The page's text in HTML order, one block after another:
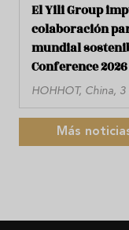
El Yili Group
colaboración
mundial
Conference 2026
HOHHOT, China,
Más